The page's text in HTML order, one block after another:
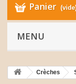
Panier
MENU
Crèches